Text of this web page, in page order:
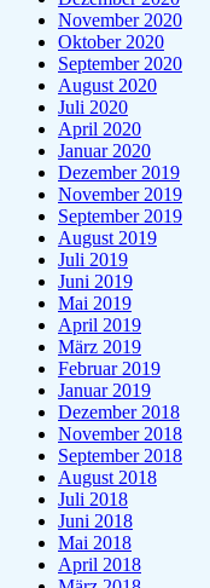
November 2020
Oktober 2020
September 2020
August 2020
Juli 2020
April 2020
Januar 2020
Dezember 2019
November 2019
September 2019
August 2019
Juli 2019
Juni 2019
Mai 2019
April 2019
März 2019
Februar 2019
Januar 2019
Dezember 2018
November 2018
September 2018
August 2018
Juli 2018
Juni 2018
Mai 2018
April 2018